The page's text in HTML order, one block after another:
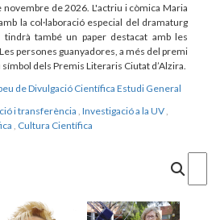
novembre de 2026. L'actriu i còmica Maria
la col·laboració especial del dramaturg
tindrà també un paper destacat amb les
persones guanyadores, a més del premi
dels Premis Literaris Ciutat d’Alzira.
de Divulgació Científica Estudi General
i transferència Investigació a la UV
Cultura Científica